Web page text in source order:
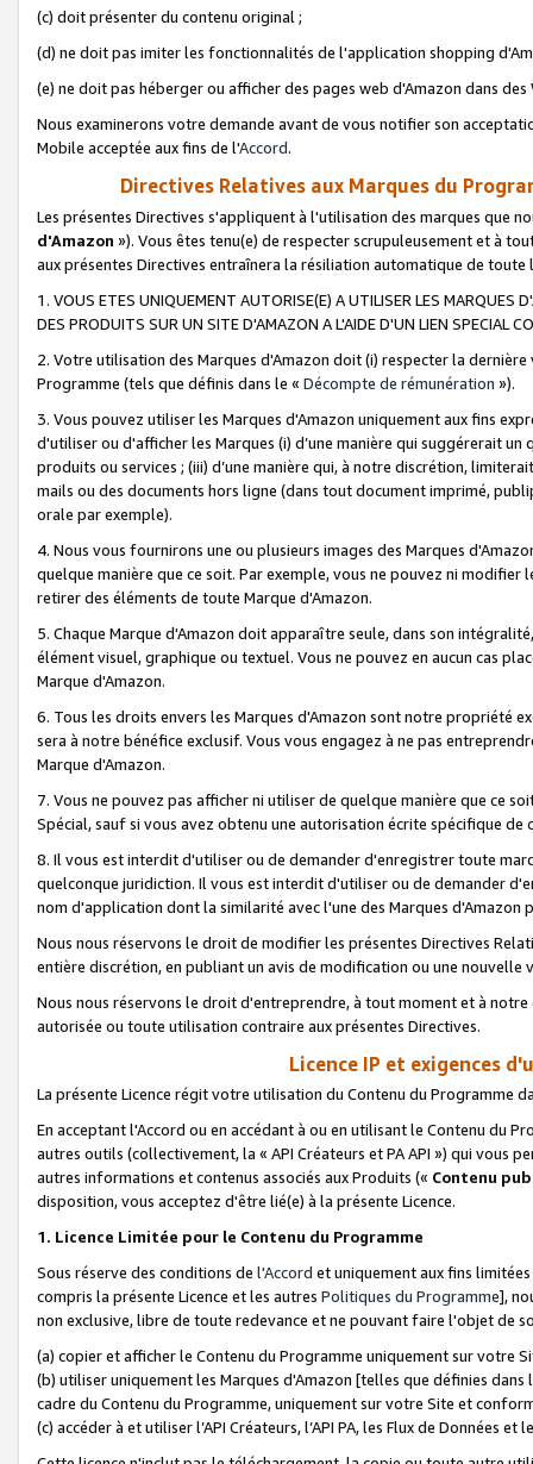
(c) doit présenter du contenu original ;
(d) ne doit pas imiter les fonctionnalités de l'application shopping
(e) ne doit pas héberger ou afficher des pages web d'Amazon dans
Nous examinerons votre demande avant de vous notifier son
Mobile acceptée aux fins de l'Accord.
Directives Relatives aux Marques du
Les présentes Directives s'appliquent à l'utilisation des marques que
d'Amazon »). Vous êtes tenu(e) de respecter scrupuleusement et à
aux présentes Directives entraînera la résiliation automatique de
1. VOUS ETES UNIQUEMENT AUTORISE(E) A UTILISER LES MARQUES
DES PRODUITS SUR UN SITE D'AMAZON A L'AIDE D'UN LIEN SPECIAL
2. Votre utilisation des Marques d'Amazon doit (i) respecter la
Programme (tels que définis dans le « Décompte de rémunération »).
3. Vous pouvez utiliser les Marques d'Amazon uniquement aux fins
d'utiliser ou d'afficher les Marques (i) d’une manière qui suggérerait
produits ou services ; (iii) d’une manière qui, à notre discrétion,
mails ou des documents hors ligne (dans tout document imprimé,
orale par exemple).
4. Nous vous fournirons une ou plusieurs images des Marques
quelque manière que ce soit. Par exemple, vous ne pouvez ni
retirer des éléments de toute Marque d'Amazon.
5. Chaque Marque d'Amazon doit apparaître seule, dans son
élément visuel, graphique ou textuel. Vous ne pouvez en aucun cas
Marque d'Amazon.
6. Tous les droits envers les Marques d'Amazon sont notre propriété
sera à notre bénéfice exclusif. Vous vous engagez à ne pas
Marque d'Amazon.
7. Vous ne pouvez pas afficher ni utiliser de quelque manière que ce
Spécial, sauf si vous avez obtenu une autorisation écrite spécifique de
8. Il vous est interdit d'utiliser ou de demander d'enregistrer toute
quelconque juridiction. Il vous est interdit d'utiliser ou de demander
nom d'application dont la similarité avec l'une des Marques
Nous nous réservons le droit de modifier les présentes Directives
entière discrétion, en publiant un avis de modification ou une nouvelle
Nous nous réservons le droit d'entreprendre, à tout moment et à
autorisée ou toute utilisation contraire aux présentes Directives.
Licence IP et exigences
La présente Licence régit votre utilisation du Contenu du Programme
En acceptant l'Accord ou en accédant à ou en utilisant le Contenu du
autres outils (collectivement, la « API Créateurs et PA API ») qui vous
autres informations et contenus associés aux Produits (« Contenu
disposition, vous acceptez d'être lié(e) à la présente Licence.
1. Licence Limitée pour le Contenu du Programme
Sous réserve des conditions de l'Accord et uniquement aux fins
compris la présente Licence et les autres Politiques du Programme],
non exclusive, libre de toute redevance et ne pouvant faire l'objet de
(a) copier et afficher le Contenu du Programme uniquement sur votre
(b) utiliser uniquement les Marques d'Amazon [telles que définies dans
cadre du Contenu du Programme, uniquement sur votre Site et
(c) accéder à et utiliser l’API Créateurs, l’API PA, les Flux de Données